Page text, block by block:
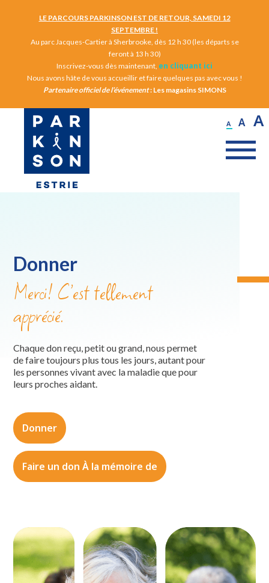
LE PARCOURS PARKINSON EST DE RETOUR, SAMEDI 12
SEPTEMBRE !
Au parc Jacques-Cartier à Sherbrooke, dès 12 h 30 (les départs se
feront à 13 h 30)
Inscrivez-vous dès maintenant, en cliquant ici
Nous avons hâte de vous accueillir et faire quelques pas avec vous !
Partenaire officiel de l’événement: Les magasins SIMONS
A A A
Donner
Merci! C’est tellement
apprécié.
Chaque don reçu, petit ou grand, nous permet
de faire toujours plus tous les jours, autant pour
les personnes vivant avec la maladie que pour
leurs proches aidant.
Donner
Faire un don À la mémoire de